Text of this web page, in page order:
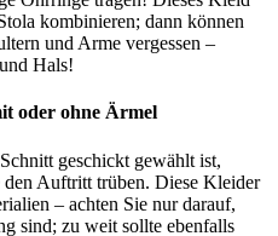
kombinieren; dann können
und Arme vergessen –
Hals!
oder ohne Ärmel
geschickt gewählt ist,
Auftritt trüben. Diese Kleider
– achten Sie nur darauf,
sind; zu weit sollte ebenfalls